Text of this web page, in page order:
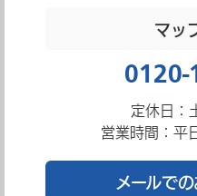
マッ
定休日：
営業時間：
メールで